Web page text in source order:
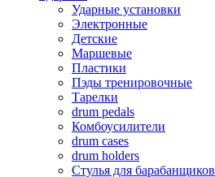
Ударные установки
Электронные
Детские
Маршевые
Пластики
Пэды тренировочные
Тарелки
drum pedals
Комбоусилители
drum cases
drum holders
Стулья для барабанщиков